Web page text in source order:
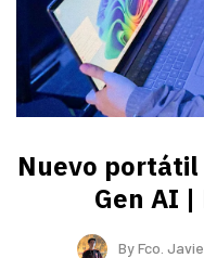
Nuevo
Gen AI |
ByFco.